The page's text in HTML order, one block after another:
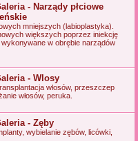
- Narządy płciowe
mniejszych (labioplastyka).
większych poprzez iniekcję
w obrębie narządów
- Wlosy
włosów, przeszczep
włosów, peruka.
- Zęby
wybielanie zębów, licówki,